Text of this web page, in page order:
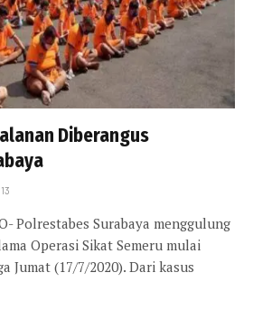
Diberangus
Polrestabes Surabaya menggulung
Operasi Sikat Semeru mulai
Jumat (17/7/2020). Dari kasus